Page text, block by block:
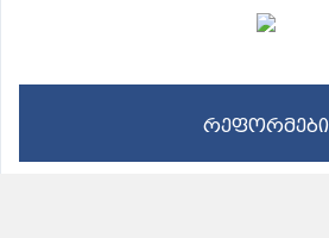
რეფორმები